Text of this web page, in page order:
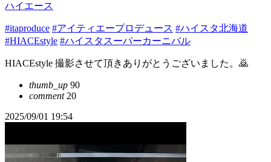
ハイエース
#itaproduce #アイティエープロデュース #ハイスタ北海道
#HIACEstyle #ハイスタスーパーカーニバル
HIACEstyle 撮影させて頂きありがとうございました。🙇
thumb_up 90
comment20
2025/09/01 19:54